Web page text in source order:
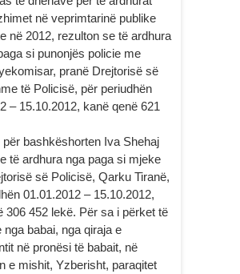
në veprimtarinë publike
në 2012, rezulton se të ardhura
si punonjës policie me
pranë Drejtorisë së
të Policisë, për periudhën
– 15.10.2012, kanë qenë 621
për bashkëshorten Iva Shehaj
të ardhura nga paga si mjeke
së Policisë, Qarku Tiranë,
01.01.2012 – 15.10.2012,
306 452 lekë. Për sa i përket të
nga babai, nga qiraja e
në pronësi të babait, në
e mishit, Yzberisht, paraqitet